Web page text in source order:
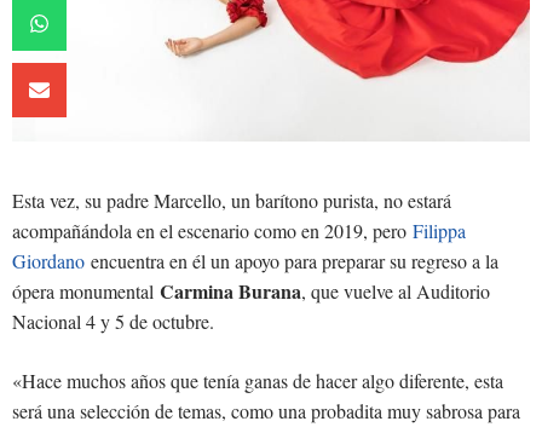
Esta vez, su padre Marcello, un barítono purista, no estará
acompañándola en el escenario como en 2019, pero Filippa
Giordano encuentra en él un apoyo para preparar su regreso a la
ópera monumental Carmina Burana, que vuelve al Auditorio
Nacional 4 y 5 de octubre.
«Hace muchos años que tenía ganas de hacer algo diferente, esta
será una selección de temas, como una probadita muy sabrosa para